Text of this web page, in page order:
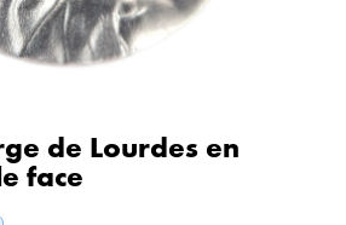
de Lourdes en
face